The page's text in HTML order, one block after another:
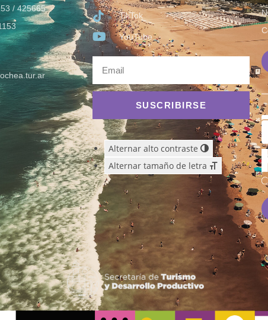
/ 425665
TikTok
YouTube
SUSCRIBIRSE
Alternar alto contraste
Alternar tamaño de letra